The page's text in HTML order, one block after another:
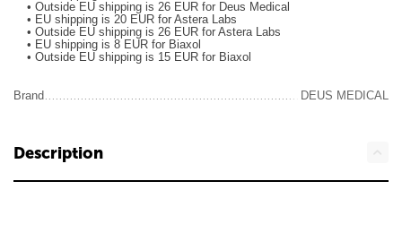
• Outside EU shipping is 26 EUR for Deus Medical
• EU shipping is 20 EUR for Astera Labs
• Outside EU shipping is 26 EUR for Astera Labs
• EU shipping is 8 EUR for Biaxol
• Outside EU shipping is 15 EUR for Biaxol
Brand DEUS MEDICAL
Description